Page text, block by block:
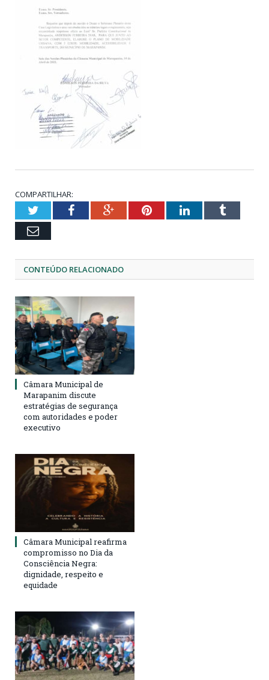
COMPARTILHAR:
TwitterFacebookGoogle+PinterestLinkedInTumblr
Email
CONTEÚDO RELACIONADO
Câmara Municipal de
Marapanim discute
estratégias de segurança
com autoridades e poder
executivo
Câmara Municipal reafirma
compromisso no Dia da
Consciência Negra:
dignidade, respeito e
equidade